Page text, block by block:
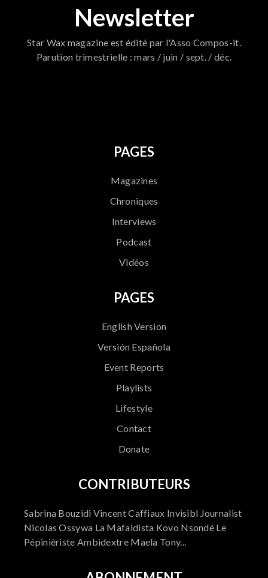
Newsletter
Star Wax magazine est édité par l'Asso Compos-it.
Parution trimestrielle : mars / juin / sept. / déc.
PAGES
Magazines
Chroniques
Interviews
Podcast
Vidéos
PAGES
English Version
Versión Española
Event Reports
Playlists
Lifestyle
Contact
Donate
CONTRIBUTEURS
Sabrina Bouzidi Vincent Caffiaux Invisibl Journalist
Nicolas Ossywa La Mafaldista Kovo Nsondé Le
Pépinièriste Ambidextre Maela Tony...